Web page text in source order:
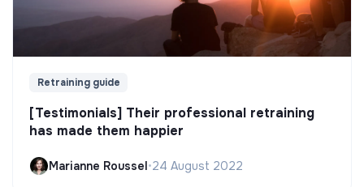
Retraining guide
[Testimonials] Their professional retraining
has made them happier
Marianne Roussel•24 August 2022